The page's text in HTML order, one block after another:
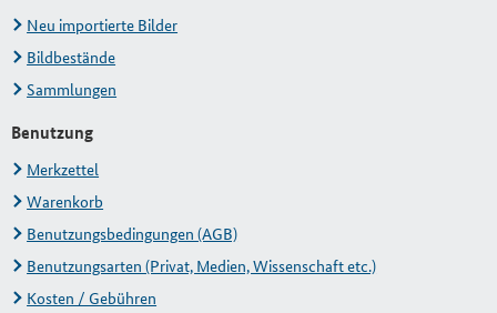
Neu importierte Bilder
Bildbestände
Sammlungen
Benutzung
Merkzettel
Warenkorb
Benutzungsbedingungen (AGB)
Benutzungsarten (Privat, Medien, Wissenschaft etc.)
Kosten / Gebühren